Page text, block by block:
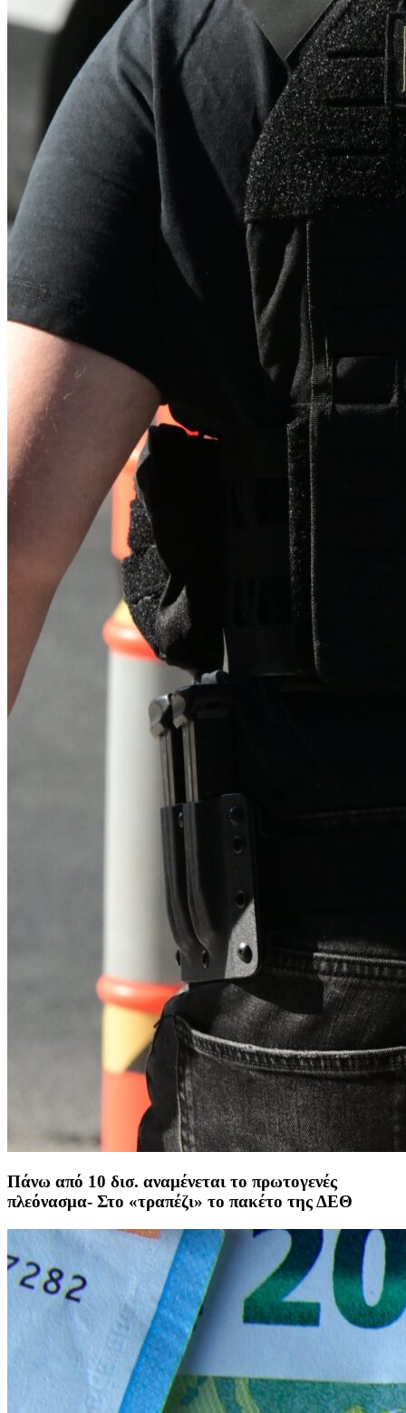
Πάνω από 10 δισ. αναμένεται το πρωτογενές
πλεόνασμα- Στο «τραπέζι» το πακέτο της ΔΕΘ